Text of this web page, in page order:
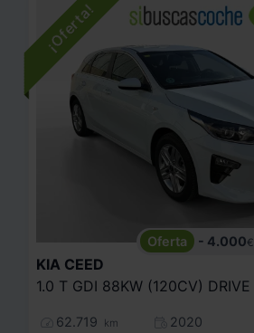
- 4.000€
KIA CEED
1.0 T GDI 88KW (120CV) DRIVE
62.719 km
2020